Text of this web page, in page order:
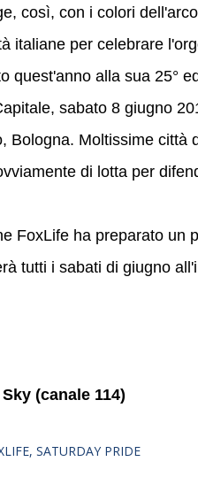
così, con i colori
italiane per celebrare
quest'anno alla sua 25°
sabato 8 giugno
Bologna. Moltissime
di lotta per
FoxLife ha preparato un
tutti i sabati di giugno
(canale 114)
SATURDAY PRIDE